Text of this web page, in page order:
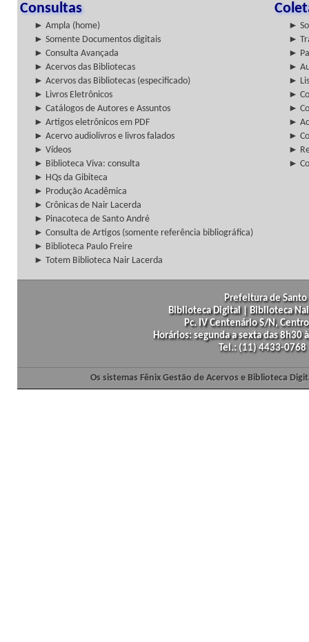
Consultas
► Ampla (home)
►
► Somente Documentos digitais
►
► Consulta Avançada
►
► Acervos das Bibliotecas
►
► Acervos das Bibliotecas (especificado)
►
► Livros Eletrônicos
►
► Catálogos de Autores e Assuntos
►
► Artigos eletrônicos em PDF
►
► Acervo audiolivros e livros falados
►
► Vídeos
►
► Biblioteca Viva: consulta
►
► HQs da Gibiteca
► Produção Acadêmica
► Crônicas de Nair Lacerda
► Pinacoteca de Santo André
► Consulta de Artigos (somente referência bibliográfica)
► Biblioteca Paulo Freire
► Totem Biblioteca Nair Lacerda
Prefeitura de
Biblioteca Digital | Biblioteca
Pc. IV Centenário S/N,
Horários: segunda a sexta das
Tel.: (11) 4433-
Os sistemas Fênix Gestão de Acervos e Biblioteca